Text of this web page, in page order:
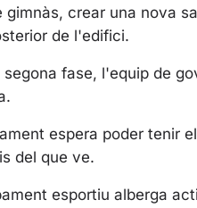
gimnàs, crear una nova
de l'edifici.
segona fase, l'equip de
espera poder tenir
del que ve.
esportiu alberga